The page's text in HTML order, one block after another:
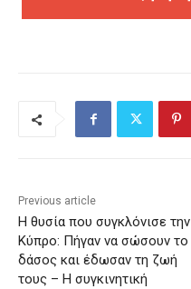
Previous article
Η θυσία που συγκλόνισε την
Κύπρο: Πήγαν να σώσουν το
δάσος και έδωσαν τη ζωή
τους – Η συγκινητική